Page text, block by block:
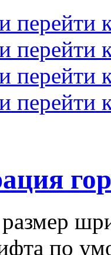
перейти
перейти
перейти
перейти